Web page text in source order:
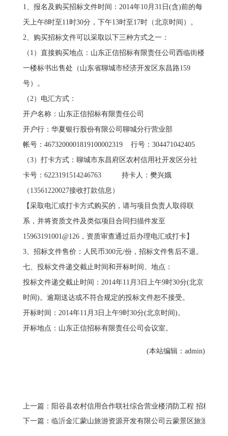
1、报名及购买招标文件时间：2014年10月31日(含)前的每
天上午8时至11时30分，下午13时至17时（北京时间）。
2、购买招标文件可以采取以下三种方式之一：
（1）直接购买地点：山东正信招标有限责任公司西临街楼
一楼标书出售处（山东省聊城市经济开发区东昌路159
号）。
（2）电汇方式：
开户名称：山东正信招标有限责任公司
开户行：华夏银行股份有限公司聊城分行营业部
帐号：4673200001819100002319 行号：304471042405
（3）打卡方式：聊城市东昌府区农村信用社开发区分社
卡号：6223191514246763 持卡人：樊兴娥
（13561220027接收打款信息）
【采取电汇或打卡方式购买的，请与项目负责人取得联
系，并将资质文件及类似项目合同扫描件发至
15963191001@126，资质审查通过后办理电汇或打卡】
3、招标文件售价：人民币300元/份，招标文件售后不退。
七、投标文件递交截止时间和开标时间、地点：
投标文件递交截止时间：2014年11月3日上午9时30分(北京
时间)。逾期送达或不符合规定的投标文件恕不接受。
开标时间：2014年11月3日上午9时30分(北京时间)。
开标地点：山东正信招标有限责任公司会议室。
(本站编辑：admin)
上一篇：阳谷县农村信用合作联社综合营业楼消防工程 招标公告
下一篇：临沂金汇蒙山旅游资源开发有限公司云蒙景区旅游基础